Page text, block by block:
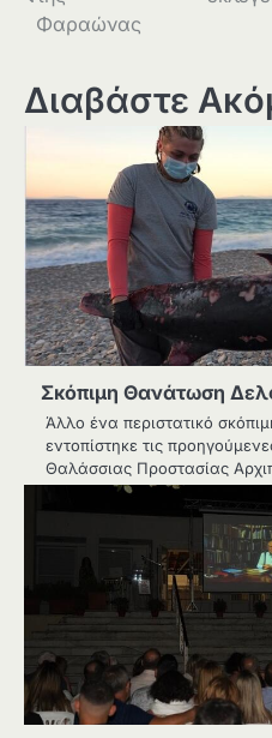
άρθρων
Φαραώνας
Διαβάστε
Σκόπιμη Θανάτωση
Άλλο ένα περιστατικό
εντοπίστηκε τις
Θαλάσσιας Προστασίας